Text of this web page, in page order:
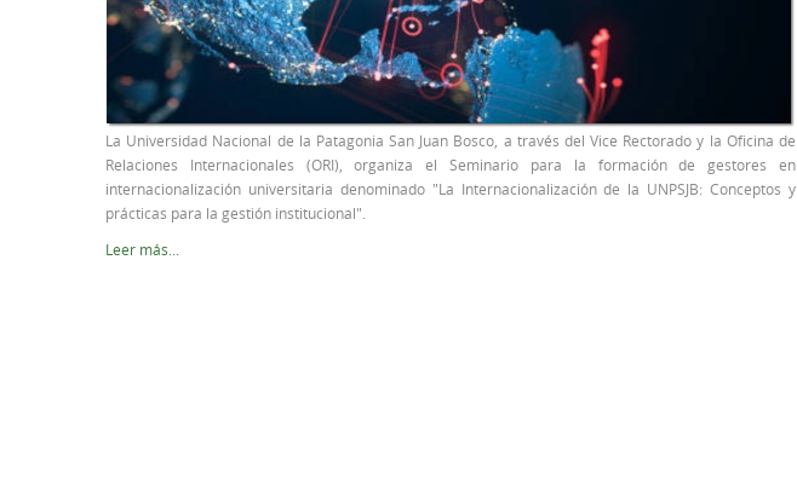
La Universidad Nacional de la Patagonia San Juan Bosco, a través del Vice Rectorado y la Oficina de
Relaciones Internacionales (ORI), organiza el Seminario para la formación de gestores en
internacionalización universitaria denominado "La Internacionalización de la UNPSJB: Conceptos y
prácticas para la gestión institucional".
Leer más...